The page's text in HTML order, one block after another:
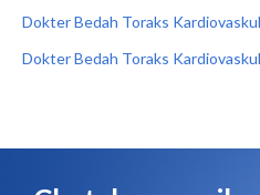
Dokter Bedah Toraks
Dokter Bedah Toraks